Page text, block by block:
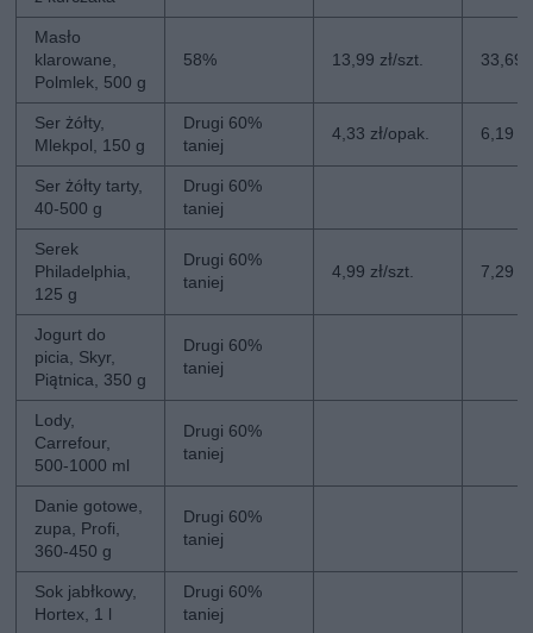
Masło
klarowane,
Polmlek, 500 g
58% 13,99 zł/szt. 33,69
Ser żółty,
Mlekpol, 150 g
Drugi 60%
taniej
4,33 zł/opak. 6,19
Ser żółty tarty,
40-500 g
Drugi 60%
taniej
Serek
Philadelphia,
125 g
Drugi 60%
taniej
4,99 zł/szt. 7,29
Jogurt do
picia, Skyr,
Piątnica, 350 g
Drugi 60%
taniej
Lody,
Carrefour,
500-1000 ml
Drugi 60%
taniej
Danie gotowe,
zupa, Profi,
360-450 g
Drugi 60%
taniej
Sok jabłkowy,
Hortex, 1 l
Drugi 60%
taniej